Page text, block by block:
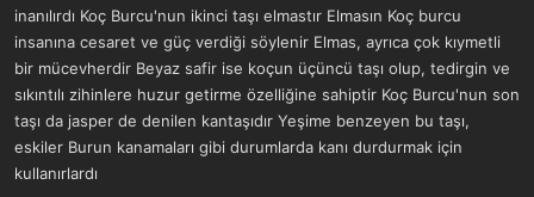
inanılırdı Koç Burcu'nun ikinci taşı elmastır Elmasın Koç burcu
insanına cesaret ve güç verdiği söylenir Elmas, ayrıca çok kıymetli
bir mücevherdir Beyaz safir ise koçun üçüncü taşı olup, tedirgin ve
sıkıntılı zihinlere huzur getirme özelliğine sahiptir Koç Burcu'nun son
taşı da jasper de denilen kantaşıdır Yeşime benzeyen bu taşı,
eskiler Burun kanamaları gibi durumlarda kanı durdurmak için
kullanırlardı